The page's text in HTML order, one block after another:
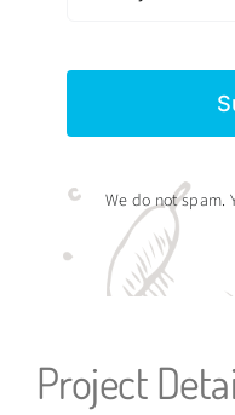
We do not spam.
Project